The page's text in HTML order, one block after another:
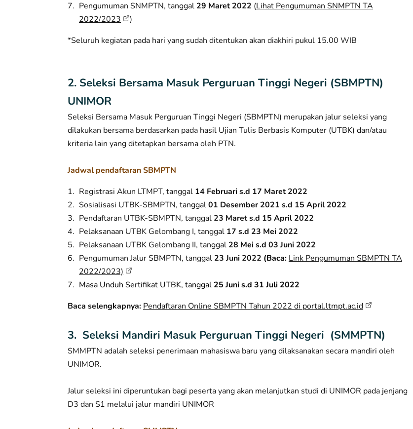
Pengumuman SNMPTN, tanggal 29 Maret 2022 (Lihat Pengumuman SNMPTN TA
2022/2023
)
*Seluruh kegiatan pada hari yang sudah ditentukan akan diakhiri pukul 15.00 WIB
2. Seleksi Bersama Masuk Perguruan Tinggi Negeri (SBMPTN)
UNIMOR
Seleksi Bersama Masuk Perguruan Tinggi Negeri (SBMPTN) merupakan jalur seleksi yang
dilakukan bersama berdasarkan pada hasil Ujian Tulis Berbasis Komputer (UTBK) dan/atau
kriteria lain yang ditetapkan bersama oleh PTN.
Jadwal pendaftaran SBMPTN
Registrasi Akun LTMPT, tanggal 14 Februari s.d 17 Maret 2022
Sosialisasi UTBK-SBMPTN, tanggal01 Desember 2021 s.d 15 April 2022
Pendaftaran UTBK-SBMPTN, tanggal 23 Maret s.d 15 April 2022
Pelaksanaan UTBK Gelombang I, tanggal 17 s.d 23 Mei 2022
Pelaksanaan UTBK Gelombang II, tanggal 28 Mei s.d 03 Juni 2022
Pengumuman Jalur SBMPTN, tanggal 23 Juni 2022 (Baca: Link Pengumuman SBMPTN TA
2022/2023)
Masa Unduh Sertifikat UTBK, tanggal 25 Juni s.d 31 Juli 2022
Baca selengkapnya: Pendaftaran Online SBMPTN Tahun 2022 di portal.ltmpt.ac.id
3. Seleksi Mandiri Masuk Perguruan Tinggi Negeri (SMMPTN)
SMMPTN adalah seleksi penerimaan mahasiswa baru yang dilaksanakan secara mandiri oleh
UNIMOR.
Jalur seleksi ini diperuntukan bagi peserta yang akan melanjutkan studi di UNIMOR pada jenjang
D3 dan S1 melalui jalur mandiri UNIMOR